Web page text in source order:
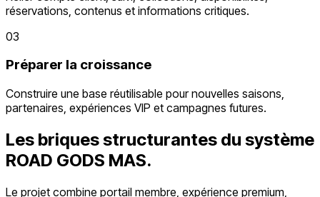
réservations, contenus et informations critiques.
03
Préparer la croissance
Construire une base réutilisable pour nouvelles saisons,
partenaires, expériences VIP et campagnes futures.
Les briques structurantes du système
ROAD GODS MAS.
Le projet combine portail membre, expérience premium,